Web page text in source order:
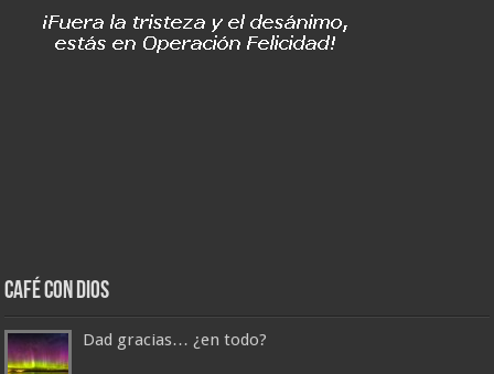
Café con Dios
Dad gracias… ¿en todo?